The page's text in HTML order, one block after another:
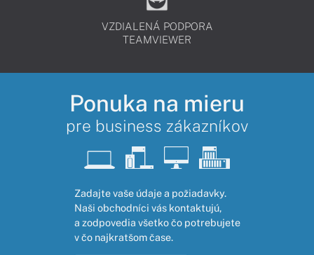
VZDIALENÁ PODPORA
TEAMVIEWER
Ponuka na mieru
pre business zákazníkov
Zadajte vaše údaje a požiadavky.
Naši obchodníci vás kontaktujú,
a zodpovedia všetko čo potrebujete
v čo najkratšom čase.